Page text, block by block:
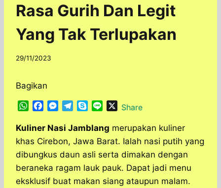
Rasa Gurih Dan Legit
Yang Tak Terlupakan
By
29/11/2023
Bagikan
W
a
t
A
p
p
c
e
b
o
o
k
M
s
s
n
g
e
l
e
r
a
m
y
p
n
e
XShare
Kuliner Nasi Jamblang merupakan kuliner
khas Cirebon, Jawa Barat. Ialah nasi putih yang
dibungkus daun asli serta dimakan dengan
beraneka ragam lauk pauk. Dapat jadi menu
eksklusif buat makan siang ataupun malam.